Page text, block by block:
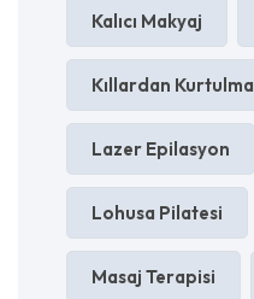
Kalıcı Makyaj
Kıllardan Kurtulma
Lazer Epilasyon
Lohusa Pilatesi
Masaj Terapisi